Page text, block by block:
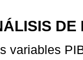
DE
variables